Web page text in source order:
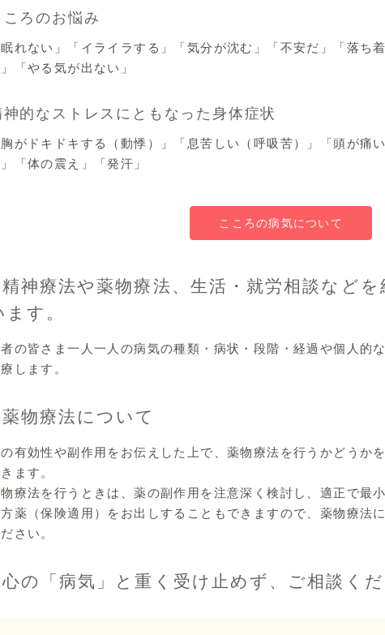
ころのお悩み
眠れない」「イライラする」「気分が沈む」「不安だ」「落ち
「やる気が出ない」
神的なストレスにともなった身体症状
胸がドキドキする（動悸）」「息苦しい（呼吸苦）」「頭が痛
「体の震え」「発汗」
こころの病気について
精神療法や薬物療法、生活・就労相談など
ます。
の皆さま一人一人の病気の種類・病状・段階・経過や個人的
します。
薬物療法について
有効性や副作用をお伝えした上で、薬物療法を行うかどうか
ます。
療法を行うときは、薬の副作用を注意深く検討し、適正で最
薬（保険適用）をお出しすることもできますので、薬物療法
ださい。
心の「病気」と重く受け止めず、ご相談くだ